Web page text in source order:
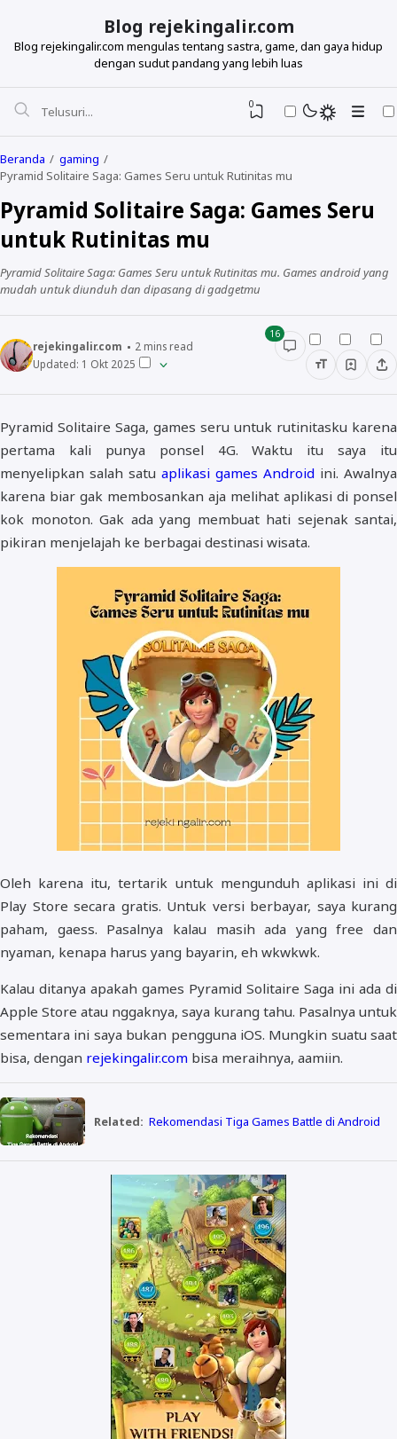
Blog rejekingalir.com
Blog rejekingalir.com mengulas tentang sastra, game, dan gaya hidup
dengan sudut pandang yang lebih luas
0
Beranda
gaming
Pyramid Solitaire Saga: Games Seru untuk Rutinitas mu
Pyramid Solitaire Saga: Games Seru
untuk Rutinitas mu
Pyramid Solitaire Saga: Games Seru untuk Rutinitas mu. Games android yang
mudah untuk diunduh dan dipasang di gadgetmu
rejekingalir.com 2 mins read
Updated: 1 Okt 2025
16
Pyramid Solitaire Saga, games seru untuk rutinitasku karena
pertama kali punya ponsel 4G. Waktu itu saya itu
menyelipkan salah satu aplikasi games Android ini. Awalnya
karena biar gak membosankan aja melihat aplikasi di ponsel
kok monoton. Gak ada yang membuat hati sejenak santai,
pikiran menjelajah ke berbagai destinasi wisata.
Oleh karena itu, tertarik untuk mengunduh aplikasi ini di
Play Store secara gratis. Untuk versi berbayar, saya kurang
paham, gaess. Pasalnya kalau masih ada yang free dan
nyaman, kenapa harus yang bayarin, eh wkwkwk.
Kalau ditanya apakah games Pyramid Solitaire Saga ini ada di
Apple Store atau nggaknya, saya kurang tahu. Pasalnya untuk
sementara ini saya bukan pengguna iOS. Mungkin suatu saat
bisa, dengan rejekingalir.com bisa meraihnya, aamiin.
Related: Rekomendasi Tiga Games Battle di Android